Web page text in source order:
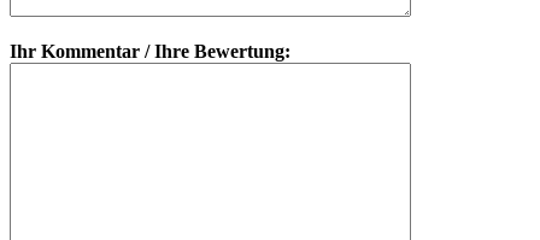
Ihr Kommentar / Ihre Bewertung: